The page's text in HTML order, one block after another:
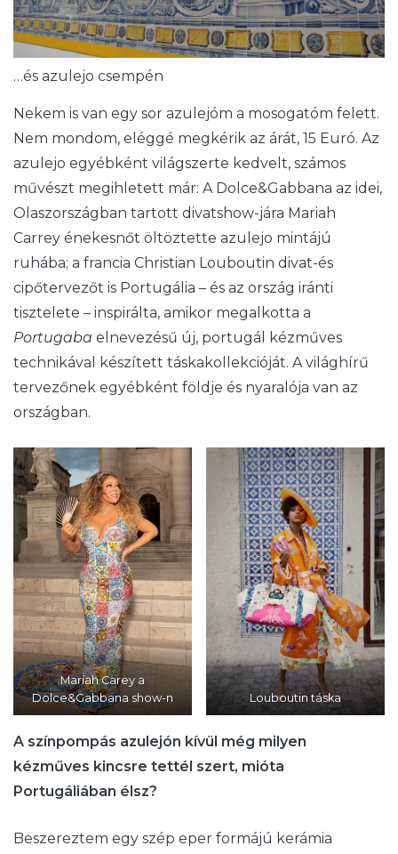
…és azulejo csempén
Nekem is van egy sor azulejóm a mosogatóm felett.
Nem mondom, eléggé megkérik az árát, 15 Euró. Az
azulejo egyébként világszerte kedvelt, számos
művészt megihletett már: A Dolce&Gabbana az idei,
Olaszországban tartott divatshow-jára Mariah
Carrey énekesnőt öltöztette azulejo mintájú
ruhába; a francia Christian Louboutin divat-és
cipőtervezőt is Portugália – és az ország iránti
tisztelete – inspirálta, amikor megalkotta a
Portugaba elnevezésű új, portugál kézműves
technikával készített táskakollekcióját. A világhírű
tervezőnek egyébként földje és nyaralója van az
országban.
Mariah Carey a
Dolce&Gabbana show-n
Louboutin táska
A színpompás azulejón kívül még milyen
kézműves kincsre tettél szert, mióta
Portugáliában élsz?
Beszereztem egy szép eper formájú kerámia